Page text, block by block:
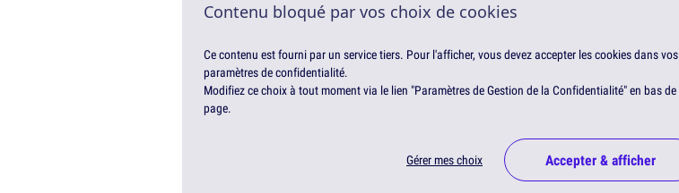
Contenu bloqué par vos choix de cookies
Ce contenu est fourni par un service tiers. Pour l'afficher, vous devez accepter les cookies dans vos
paramètres de confidentialité.
Modifiez ce choix à tout moment via le lien "Paramètres de Gestion de la Confidentialité" en bas de
page.
Gérer mes choix Accepter & afficher